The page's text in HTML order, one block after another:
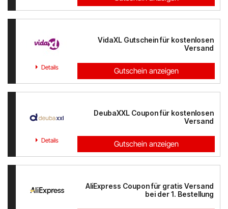
VidaXL Gutschein für kostenlosen
Versand
Details Gutschein anzeigen
DeubaXXL Coupon für kostenlosen
Versand
Details Gutschein anzeigen
AliExpress Coupon für gratis Versand
bei der 1. Bestellung